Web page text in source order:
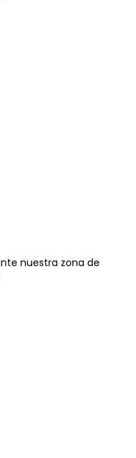
nuestra zona de